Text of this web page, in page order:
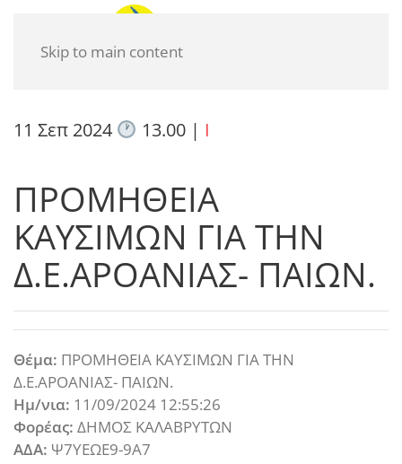
Skip to main content
11 Σεπ 2024 13.00| I
ΠΡΟΜΗΘΕΙΑ
ΚΑΥΣΙΜΩΝ ΓΙΑ ΤΗΝ
Δ.Ε.ΑΡΟΑΝΙΑΣ- ΠΑΙΩΝ.
Θέμα: ΠΡΟΜΗΘΕΙΑ ΚΑΥΣΙΜΩΝ ΓΙΑ ΤΗΝ
Δ.Ε.ΑΡΟΑΝΙΑΣ- ΠΑΙΩΝ.
Ημ/νια: 11/09/2024 12:55:26
Φορέας: ΔΗΜΟΣ ΚΑΛΑΒΡΥΤΩΝ
ΑΔΑ: Ψ7ΥΕΩΕ9-9Α7